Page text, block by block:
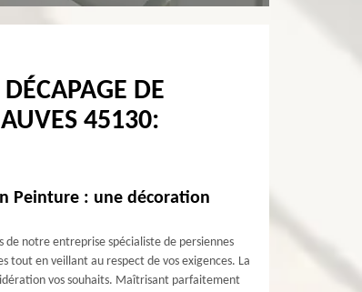
DE
45130:
Peinture : une décoration
de notre entreprise spécialiste de persiennes
tout en veillant au respect de vos exigences. La
vos souhaits. Maîtrisant parfaitement